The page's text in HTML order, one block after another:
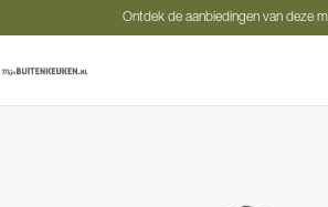
Ontdek de aanbiedingen van deze